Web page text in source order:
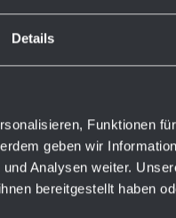
Details
Funktionen
geben wir
Analysen weiter.
bereitgestellt haben